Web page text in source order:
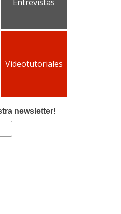
Entrevistas
Videotutoriales
newsletter!